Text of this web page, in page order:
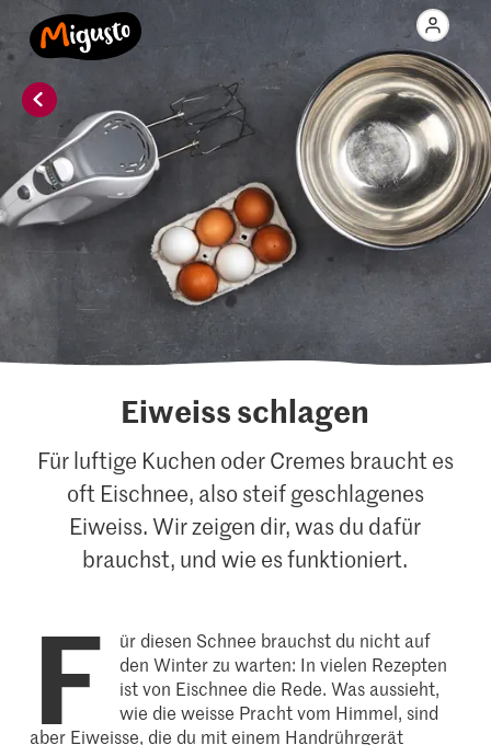
Eiweiss schlagen
Für luftige Kuchen oder Cremes braucht es
oft Eischnee, also steif geschlagenes
Eiweiss. Wir zeigen dir, was du dafür
brauchst, und wie es funktioniert.
F
ür diesen Schnee brauchst du nicht auf
den Winter zu warten: In vielen Rezepten
ist von Eischnee die Rede. Was aussieht,
wie die weisse Pracht vom Himmel, sind
aber Eiweisse, die du mit einem Handrührgerät